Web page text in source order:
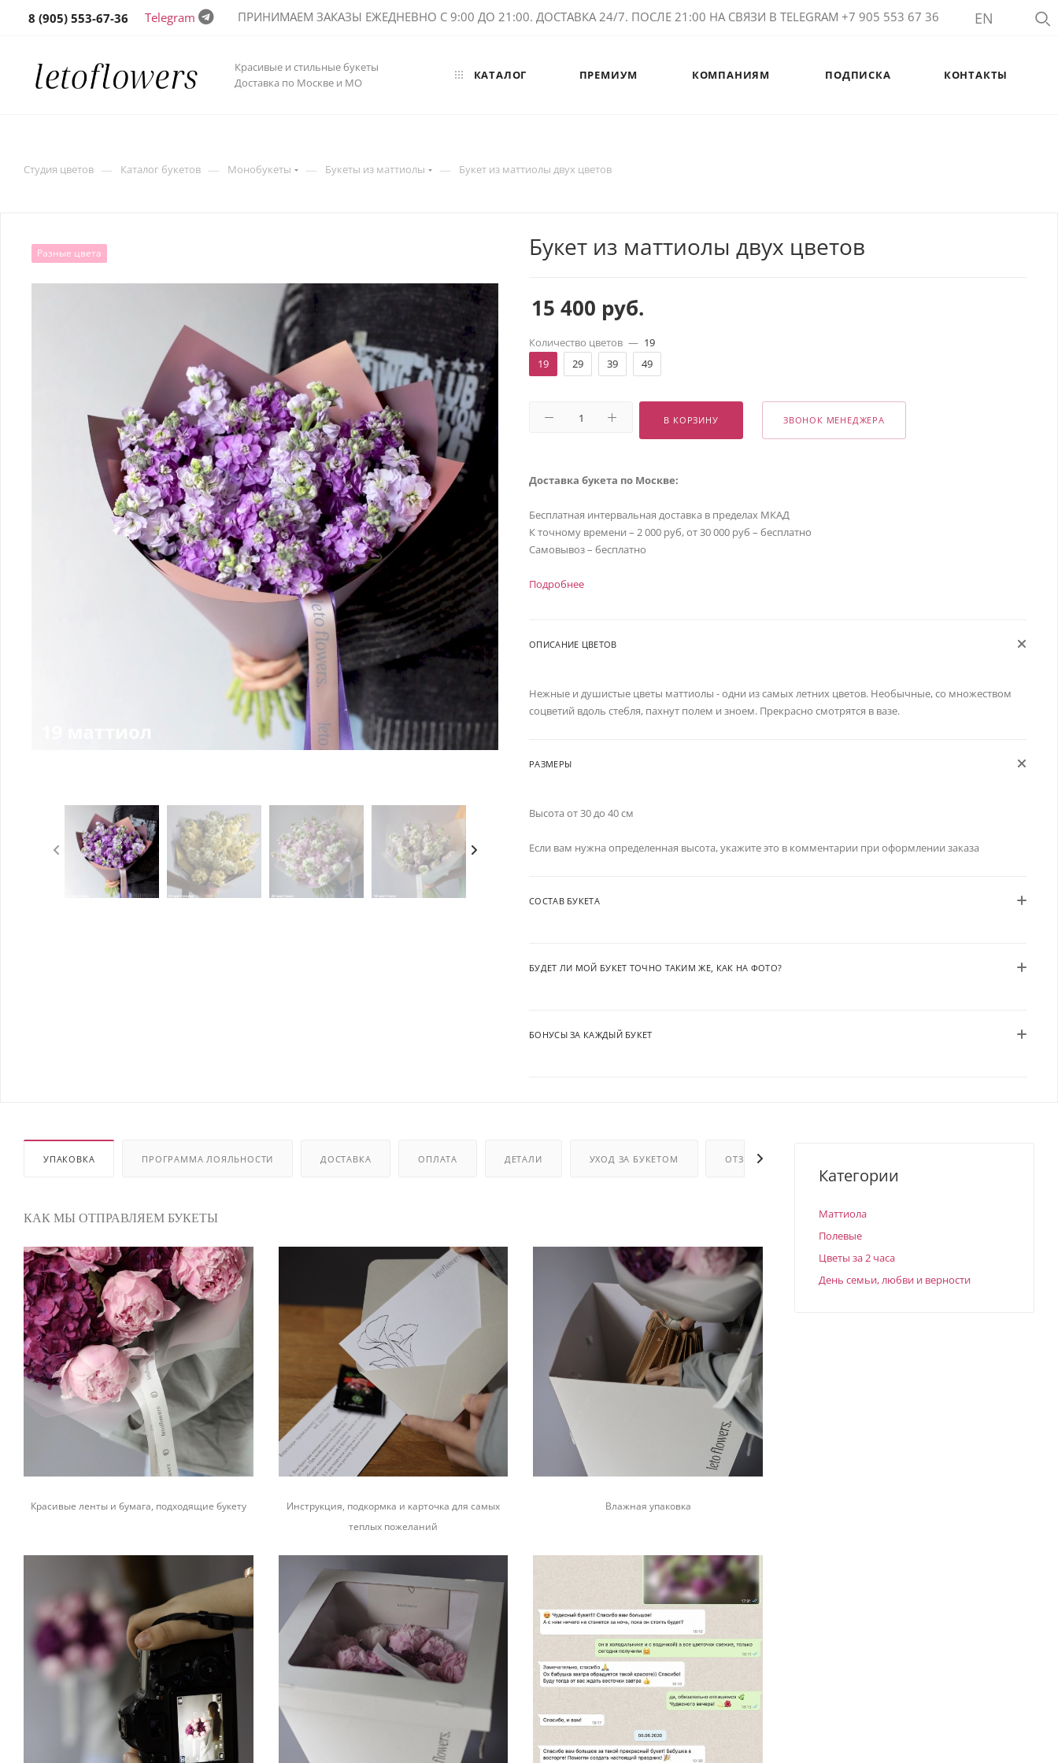
8 (905) 553-67-36 Telegram ПРИНИМАЕМ ЗАКАЗЫ ЕЖЕДНЕВНО С 9:00 ДО 21:00. ДОСТАВКА 24/7. ПОСЛЕ 21:00 НА СВЯЗИ В TELEGRAM +7 905 553 67 36 EN
Красивые и стильные букеты
Доставка по Москве и МО
КАТАЛОГ ПРЕМИУМ КОМПАНИЯМ ПОДПИСКА КОНТАКТЫ
Студия цветов — Каталог букетов — Монобукеты — Букеты из маттиолы — Букет из маттиолы двух цветов
Разные цвета Букет из маттиолы двух цветов
15 400 руб.
Количество цветов — 19
19
29 39 49
В КОРЗИНУ ЗВОНОК МЕНЕДЖЕРА
Доставка букета по Москве:
Бесплатная интервальная доставка в пределах МКАД
К точному времени – 2 000 руб, от 30 000 руб – бесплатно
Самовывоз – бесплатно
Подробнее
ОПИСАНИЕ ЦВЕТОВ
Нежные и душистые цветы маттиолы - одни из самых летних цветов. Необычные, со множеством
соцветий вдоль стебля, пахнут полем и зноем. Прекрасно смотрятся в вазе.
РАЗМЕРЫ
Высота от 30 до 40 см
Если вам нужна определенная высота, укажите это в комментарии при оформлении заказа
СОСТАВ БУКЕТА
БУДЕТ ЛИ МОЙ БУКЕТ ТОЧНО ТАКИМ ЖЕ, КАК НА ФОТО?
БОНУСЫ ЗА КАЖДЫЙ БУКЕТ
УПАКОВКА ПРОГРАММА ЛОЯЛЬНОСТИ ДОСТАВКА ОПЛАТА ДЕТАЛИ УХОД ЗА БУКЕТОМ ОТЗЫВЫ
КАК МЫ ОТПРАВЛЯЕМ БУКЕТЫ
Красивые ленты и бумага, подходящие букету
Инструкция, подкормка и карточка для самых
теплых пожеланий
Влажная упаковка
Категории
Маттиола
Полевые
Цветы за 2 часа
День семьи, любви и верности